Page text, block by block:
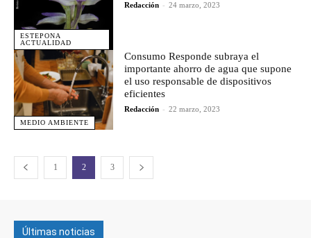
ESTEPONA
ACTUALIDAD
Redacción - 24 marzo, 2023
MEDIO AMBIENTE
Consumo Responde subraya el
importante ahorro de agua que supone
el uso responsable de dispositivos
eficientes
Redacción - 22 marzo, 2023
1 2 3
Últimas noticias